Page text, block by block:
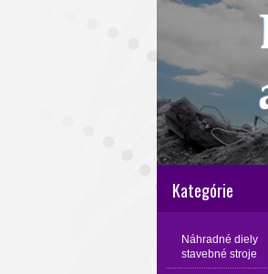
Kategórie
Náhradné diely
stavebné stroje